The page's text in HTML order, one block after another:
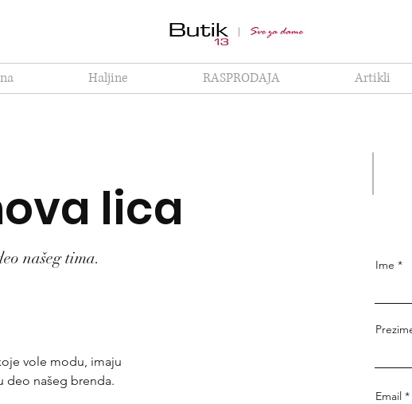
Haljine RASPRODAJA Artikli
lica
našeg tima.
vole modu, imaju
deo našeg brenda.
Ime
Email